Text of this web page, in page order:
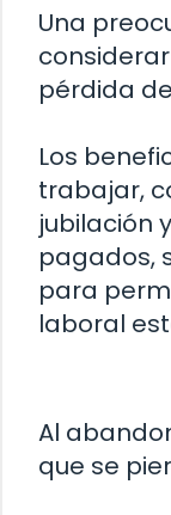
Una
pérdida
Los
trabajar,
jubilación
pagados,
para
laboral
Al
que se